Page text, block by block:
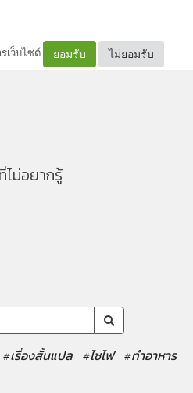
เว็บไซต์ ยอมรับ ไม่ยอมรับ
ไม่อยากรู้
#เรื่องสั้นแปล #ไซไฟ
#ทำอาหาร